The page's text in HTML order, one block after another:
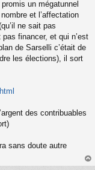
un mégatunnel
et l’affectation
ne sait pas
financer, et qui n’est
de Sarselli c’était de
les élections), il sort
des contribuables
sans doute autre
au